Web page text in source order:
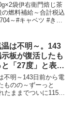
袋伊右衛門焙じ茶
燃料補給～合計税込
～#キャベツ #きゃ
は不明～。143
板が復活したも
「27度」と表示
いに115日前か
～
不明～143日前から電
ものの～ずーっと
たままでついに115日